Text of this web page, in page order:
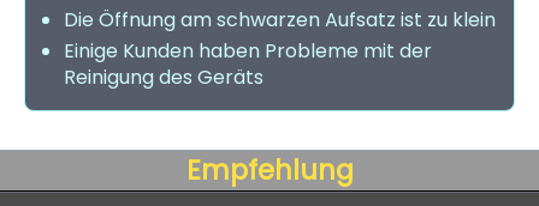
Die Öffnung am schwarzen Aufsatz ist zu klein
Einige Kunden haben Probleme mit der
Reinigung des Geräts
Empfehlung